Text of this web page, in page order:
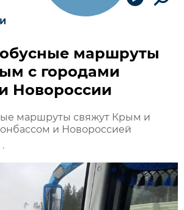
маршруты
с городами
Новороссии
маршруты свяжут Крым и
и Новороссией